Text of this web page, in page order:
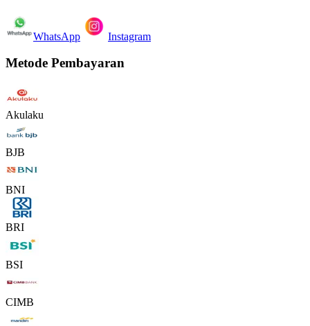
WhatsApp Instagram
Metode Pembayaran
Akulaku
BJB
BNI
BRI
BSI
CIMB